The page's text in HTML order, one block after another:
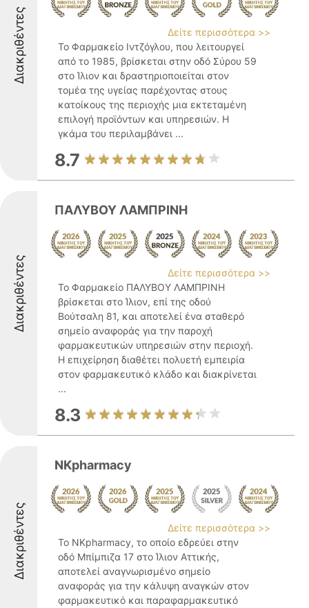
Διακριθέντες
Δείτε περισσότερα >>
Το Φαρμακείο Ιντζόγλου, που λειτουργεί
από το 1985, βρίσκεται στην οδό Σύρου 59
στο Ίλιον και δραστηριοποιείται στον
τομέα της υγείας παρέχοντας στους
κατοίκους της περιοχής μια εκτεταμένη
επιλογή προϊόντων και υπηρεσιών. Η
γκάμα του περιλαμβάνει ...
8.7
Διακριθέντες
ΠΑΛΥΒΟΥ ΛΑΜΠΡΙΝΗ
Δείτε περισσότερα >>
Το Φαρμακείο ΠΑΛΥΒΟΥ ΛΑΜΠΡΙΝΗ
βρίσκεται στο Ίλιον, επί της οδού
Βούτσαλη 81, και αποτελεί ένα σταθερό
σημείο αναφοράς για την παροχή
φαρμακευτικών υπηρεσιών στην περιοχή.
Η επιχείρηση διαθέτει πολυετή εμπειρία
στον φαρμακευτικό κλάδο και διακρίνεται
...
8.3
Διακριθέντες
NKpharmacy
Δείτε περισσότερα >>
Το NKpharmacy, το οποίο εδρεύει στην
οδό Μπίμπιζα 17 στο Ίλιον Αττικής,
αποτελεί αναγνωρισμένο σημείο
αναφοράς για την κάλυψη αναγκών στον
φαρμακευτικό και παραφαρμακευτικό